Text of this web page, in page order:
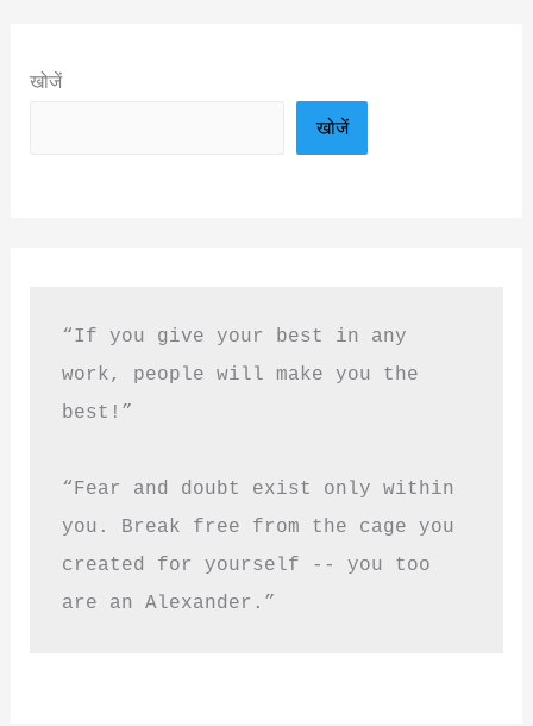
खोजें
खोजें
“If you give your best in any
work, people will make you the
best!”
“Fear and doubt exist only within
you. Break free from the cage you
created for yourself -- you too
are an Alexander.”